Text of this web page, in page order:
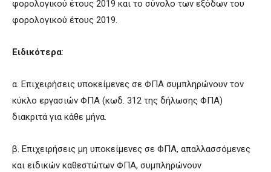
φορολογικού έτους 2019 και το σύνολο των εξόδων του
φορολογικού έτους 2019.
Ειδικότερα:
α. Επιχειρήσεις υποκείμενες σε ΦΠΑ συμπληρώνουν τον
κύκλο εργασιών ΦΠΑ (κωδ. 312 της δήλωσης ΦΠΑ)
διακριτά για κάθε μήνα.
β. Επιχειρήσεις μη υποκείμενες σε ΦΠΑ, απαλλασσόμενες
και ειδικών καθεστώτων ΦΠΑ, συμπληρώνουν